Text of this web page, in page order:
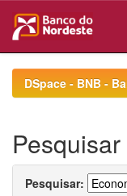
navigationDSpace - BNB -
Pesquisar
Pesquisar: